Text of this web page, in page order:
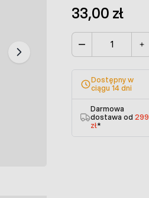
33,00 zł
Dostępny w
ciągu 14 dni
Darmowa
dostawa od299
zł*